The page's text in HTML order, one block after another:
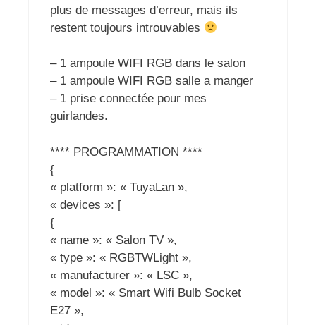
plus de messages d’erreur, mais ils
restent toujours introuvables
– 1 ampoule WIFI RGB dans le salon
– 1 ampoule WIFI RGB salle a manger
– 1 prise connectée pour mes
guirlandes.
**** PROGRAMMATION ****
{
« platform »: « TuyaLan »,
« devices »: [
{
« name »: « Salon TV »,
« type »: « RGBTWLight »,
« manufacturer »: « LSC »,
« model »: « Smart Wifi Bulb Socket
E27 »,